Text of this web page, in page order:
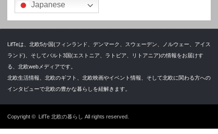
Japanese
LifTeは、北欧5か国(フィンランド、デンマーク、スウェーデン、ノルウェー、アイス
ランド)、そしてバルト3国(エストニア、ラトビア、リトアニア)の情報をお届けす
る、北欧webメディアです。
北欧生活情報、北欧のギフト、北欧映画やイベント情報、そして北欧に関わる方への
インタビューで北欧の豊かな暮らしを紐解きます。
Copyright © LifTe 北欧の暮らし All rights reserved.